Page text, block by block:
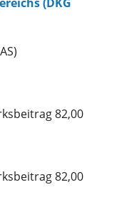
82,00
82,00